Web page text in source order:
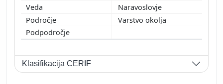
Naravoslovje
Varstvo okolja
Klasifikacija CERIF